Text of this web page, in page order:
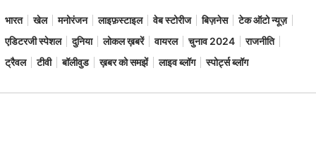
भारत खेल मनोरंजन लाइफ़स्टाइल वेब स्टोरीज बिज़नेस
टेक ऑटो न्यूज़
एडिटरजी स्पेशल
दुनिया लोकल ख़बरें वायरल चुनाव 2024
राजनीति
ट्रैवल
टीवी बॉलीवुड ख़बर को समझें लाइव ब्लॉग स्पोर्ट्स ब्लॉग